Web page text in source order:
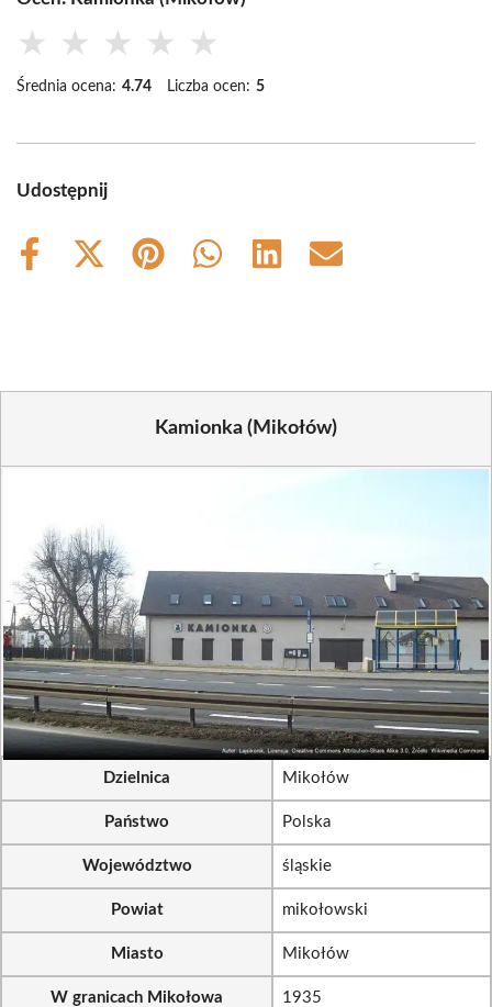
★ ★ ★ ★ ★
Średnia ocena: 4.74 Liczba ocen: 5
Udostępnij
Share
Share
Share
Share
Share
Share
Kamionka (Mikołów)
Dzielnica Mikołów
Państwo Polska
Województwo śląskie
Powiat mikołowski
Miasto Mikołów
W granicach Mikołowa 1935